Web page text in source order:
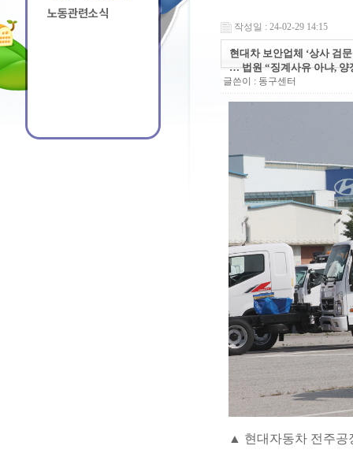
노동관련소식
작성일 : 24-02-29 14:15
현대차 보안업체 ‘상사 검
… 법원 “징계사유 아냐, 양
글쓴이 : 동구센터
▲ 현대자동차 전주공